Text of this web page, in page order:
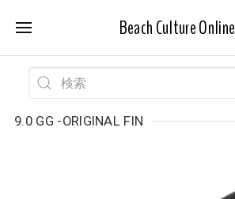
Beach Culture Online
9.0 GG -ORIGINAL FIN